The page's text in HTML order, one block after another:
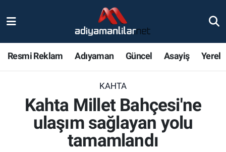
Resmi Reklam Adıyaman Güncel Asayiş Yerel
KAHTA
Kahta Millet Bahçesi'ne
ulaşım sağlayan yolu
tamamlandı
Magazin
Bölge Haberleri
Nöbetçi Eczaneler
Adiyaman Namaz Vakitleri
Trafik Durumu
Süper Lig Puan Durumu ve Fikstür